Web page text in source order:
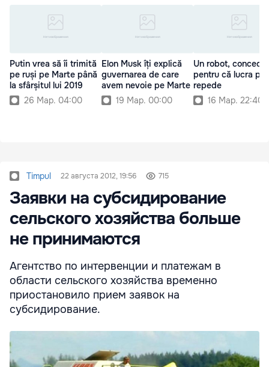
Putin vrea să îi trimită
pe ruși pe Marte până
la sfârșitul lui 2019
26 Мар. 04:00
Elon Musk îți explică
guvernarea de care
avem nevoie pe Marte
19 Мар. 00:00
Un robot,
pentru că lucra
repede
16 Мар. 22:40
Timpul 22 августа 2012, 19:56 715
Заявки на субсидирование
сельского хозяйства больше
не принимаются
Агентство по интервенции и платежам в
области сельского хозяйства временно
приостановило прием заявок на
субсидирование.